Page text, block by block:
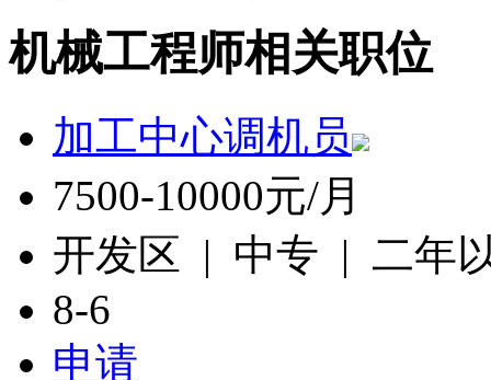
机械工程师相关职位
加工中心调机员
7500-10000元/月
开发区 | 中专 | 二年
8-6
申请